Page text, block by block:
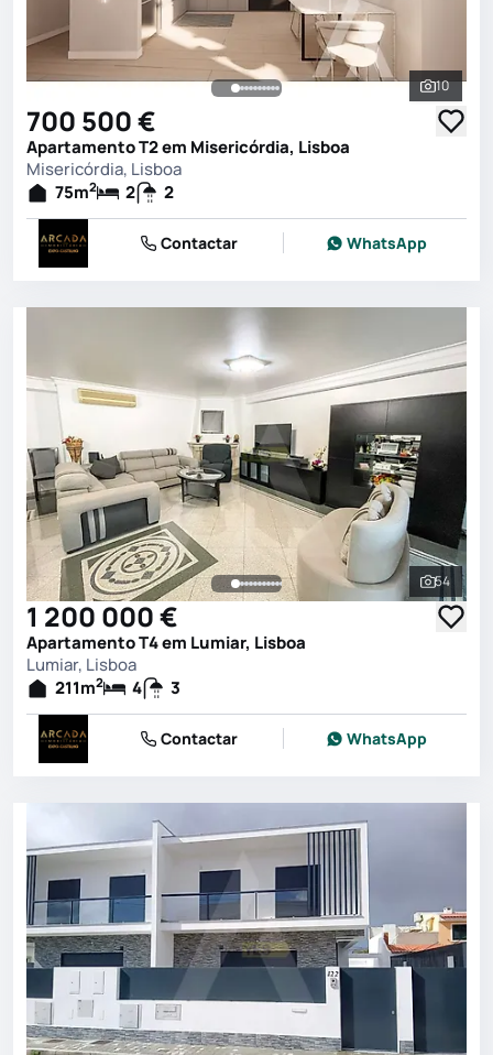
Ver
10
700 500 €
Apartamento T2 em Misericórdia, Lisboa
Misericórdia, Lisboa
75m2 2 2
Contactar WhatsApp
Ver
54
1 200 000 €
Apartamento T4 em Lumiar, Lisboa
Lumiar, Lisboa
211m2 4 3
Contactar WhatsApp